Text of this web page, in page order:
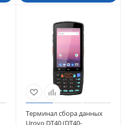
Терминал сбора данных
Urovo DT40 (DT40-